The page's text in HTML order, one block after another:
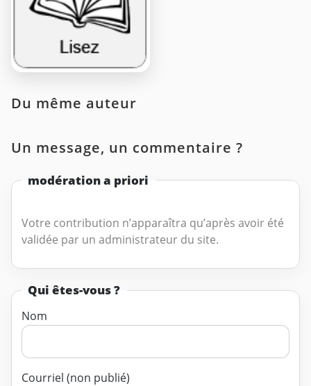
Du même auteur
Un message, un commentaire ?
modération a priori
Votre contribution n’apparaîtra qu’après avoir été
validée par un administrateur du site.
Qui êtes-vous ?
Nom
Courriel (non publié)